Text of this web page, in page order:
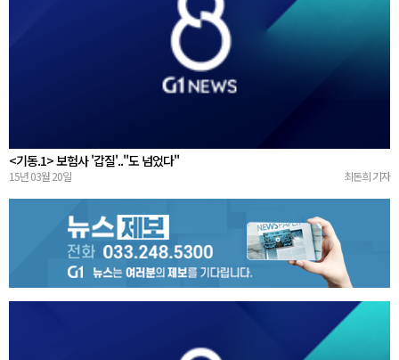
<기동.1> 보험사 '갑질'.."도 넘었다"
15년 03월 20일 최돈희 기자